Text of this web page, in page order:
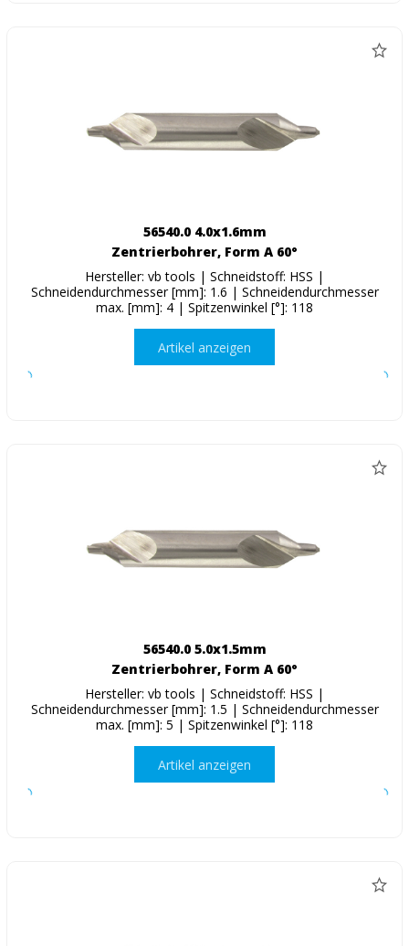
56540.0 4.0x1.6mm
Zentrierbohrer, Form A 60°
Hersteller: vb tools | Schneidstoff: HSS |
Schneidendurchmesser [mm]: 1.6 | Schneidendurchmesser
max. [mm]: 4 | Spitzenwinkel [°]: 118
Artikel anzeigen
56540.0 5.0x1.5mm
Zentrierbohrer, Form A 60°
Hersteller: vb tools | Schneidstoff: HSS |
Schneidendurchmesser [mm]: 1.5 | Schneidendurchmesser
max. [mm]: 5 | Spitzenwinkel [°]: 118
Artikel anzeigen